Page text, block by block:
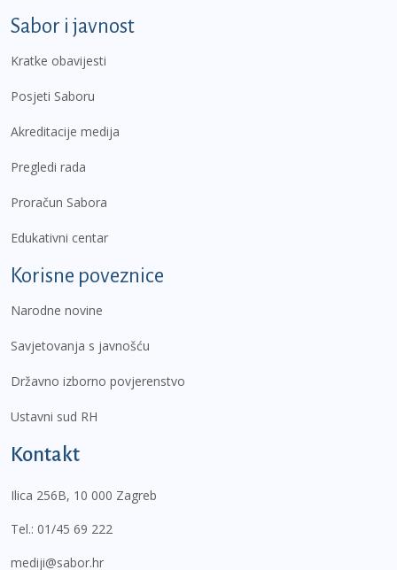
Sabor i javnost
Kratke obavijesti
Posjeti Saboru
Akreditacije medija
Pregledi rada
Proračun Sabora
Edukativni centar
Korisne poveznice
Narodne novine
Savjetovanja s javnošću
Državno izborno povjerenstvo
Ustavni sud RH
Kontakt
Ilica 256B, 10 000 Zagreb
Tel.: 01/45 69 222
mediji@sabor.hr